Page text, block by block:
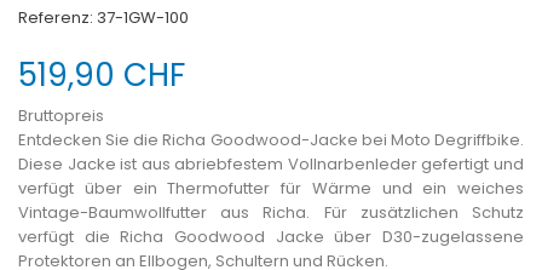
Referenz: 37-1GW-100
519,90 CHF
Bruttopreis
Entdecken Sie die Richa Goodwood-Jacke bei Moto Degriffbike.
Diese Jacke ist aus abriebfestem Vollnarbenleder gefertigt und
verfügt über ein Thermofutter für Wärme und ein weiches
Vintage-Baumwollfutter aus Richa. Für zusätzlichen Schutz
verfügt die Richa Goodwood Jacke über D30-zugelassene
Protektoren an Ellbogen, Schultern und Rücken.